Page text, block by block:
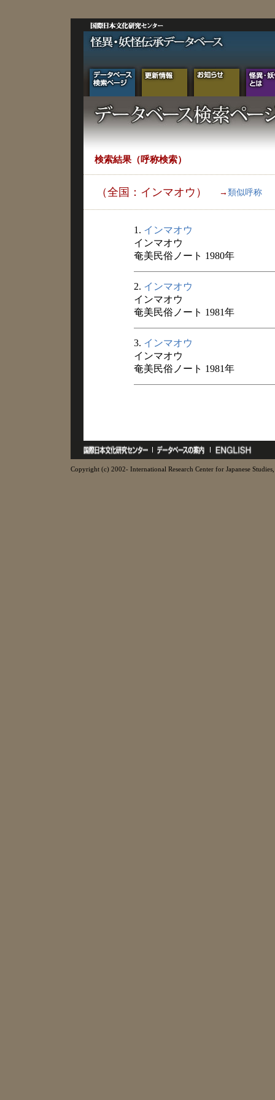
検索結果（呼称検索）
（全国：インマオウ） → 類似呼称
1. インマオウ
インマオウ
奄美民俗ノート 1980年
2. インマオウ
インマオウ
奄美民俗ノート 1981年
3. インマオウ
インマオウ
奄美民俗ノート 1981年
Copyright (c) 2002- International Research Center for Japanese